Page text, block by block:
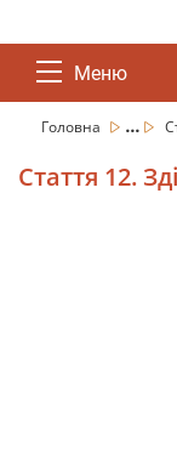
Меню
Головна ...
Стаття 12.